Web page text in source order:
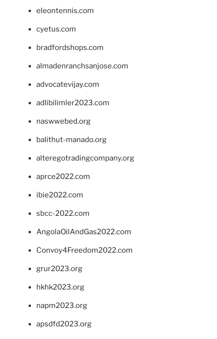
eleontennis.com
cyetus.com
bradfordshops.com
almadenranchsanjose.com
advocatevijay.com
adlibilimler2023.com
naswwebed.org
balithut-manado.org
alteregotradingcompany.org
aprce2022.com
ibie2022.com
sbcc-2022.com
AngolaOilAndGas2022.com
Convoy4Freedom2022.com
grur2023.org
hkhk2023.org
napm2023.org
apsdfd2023.org